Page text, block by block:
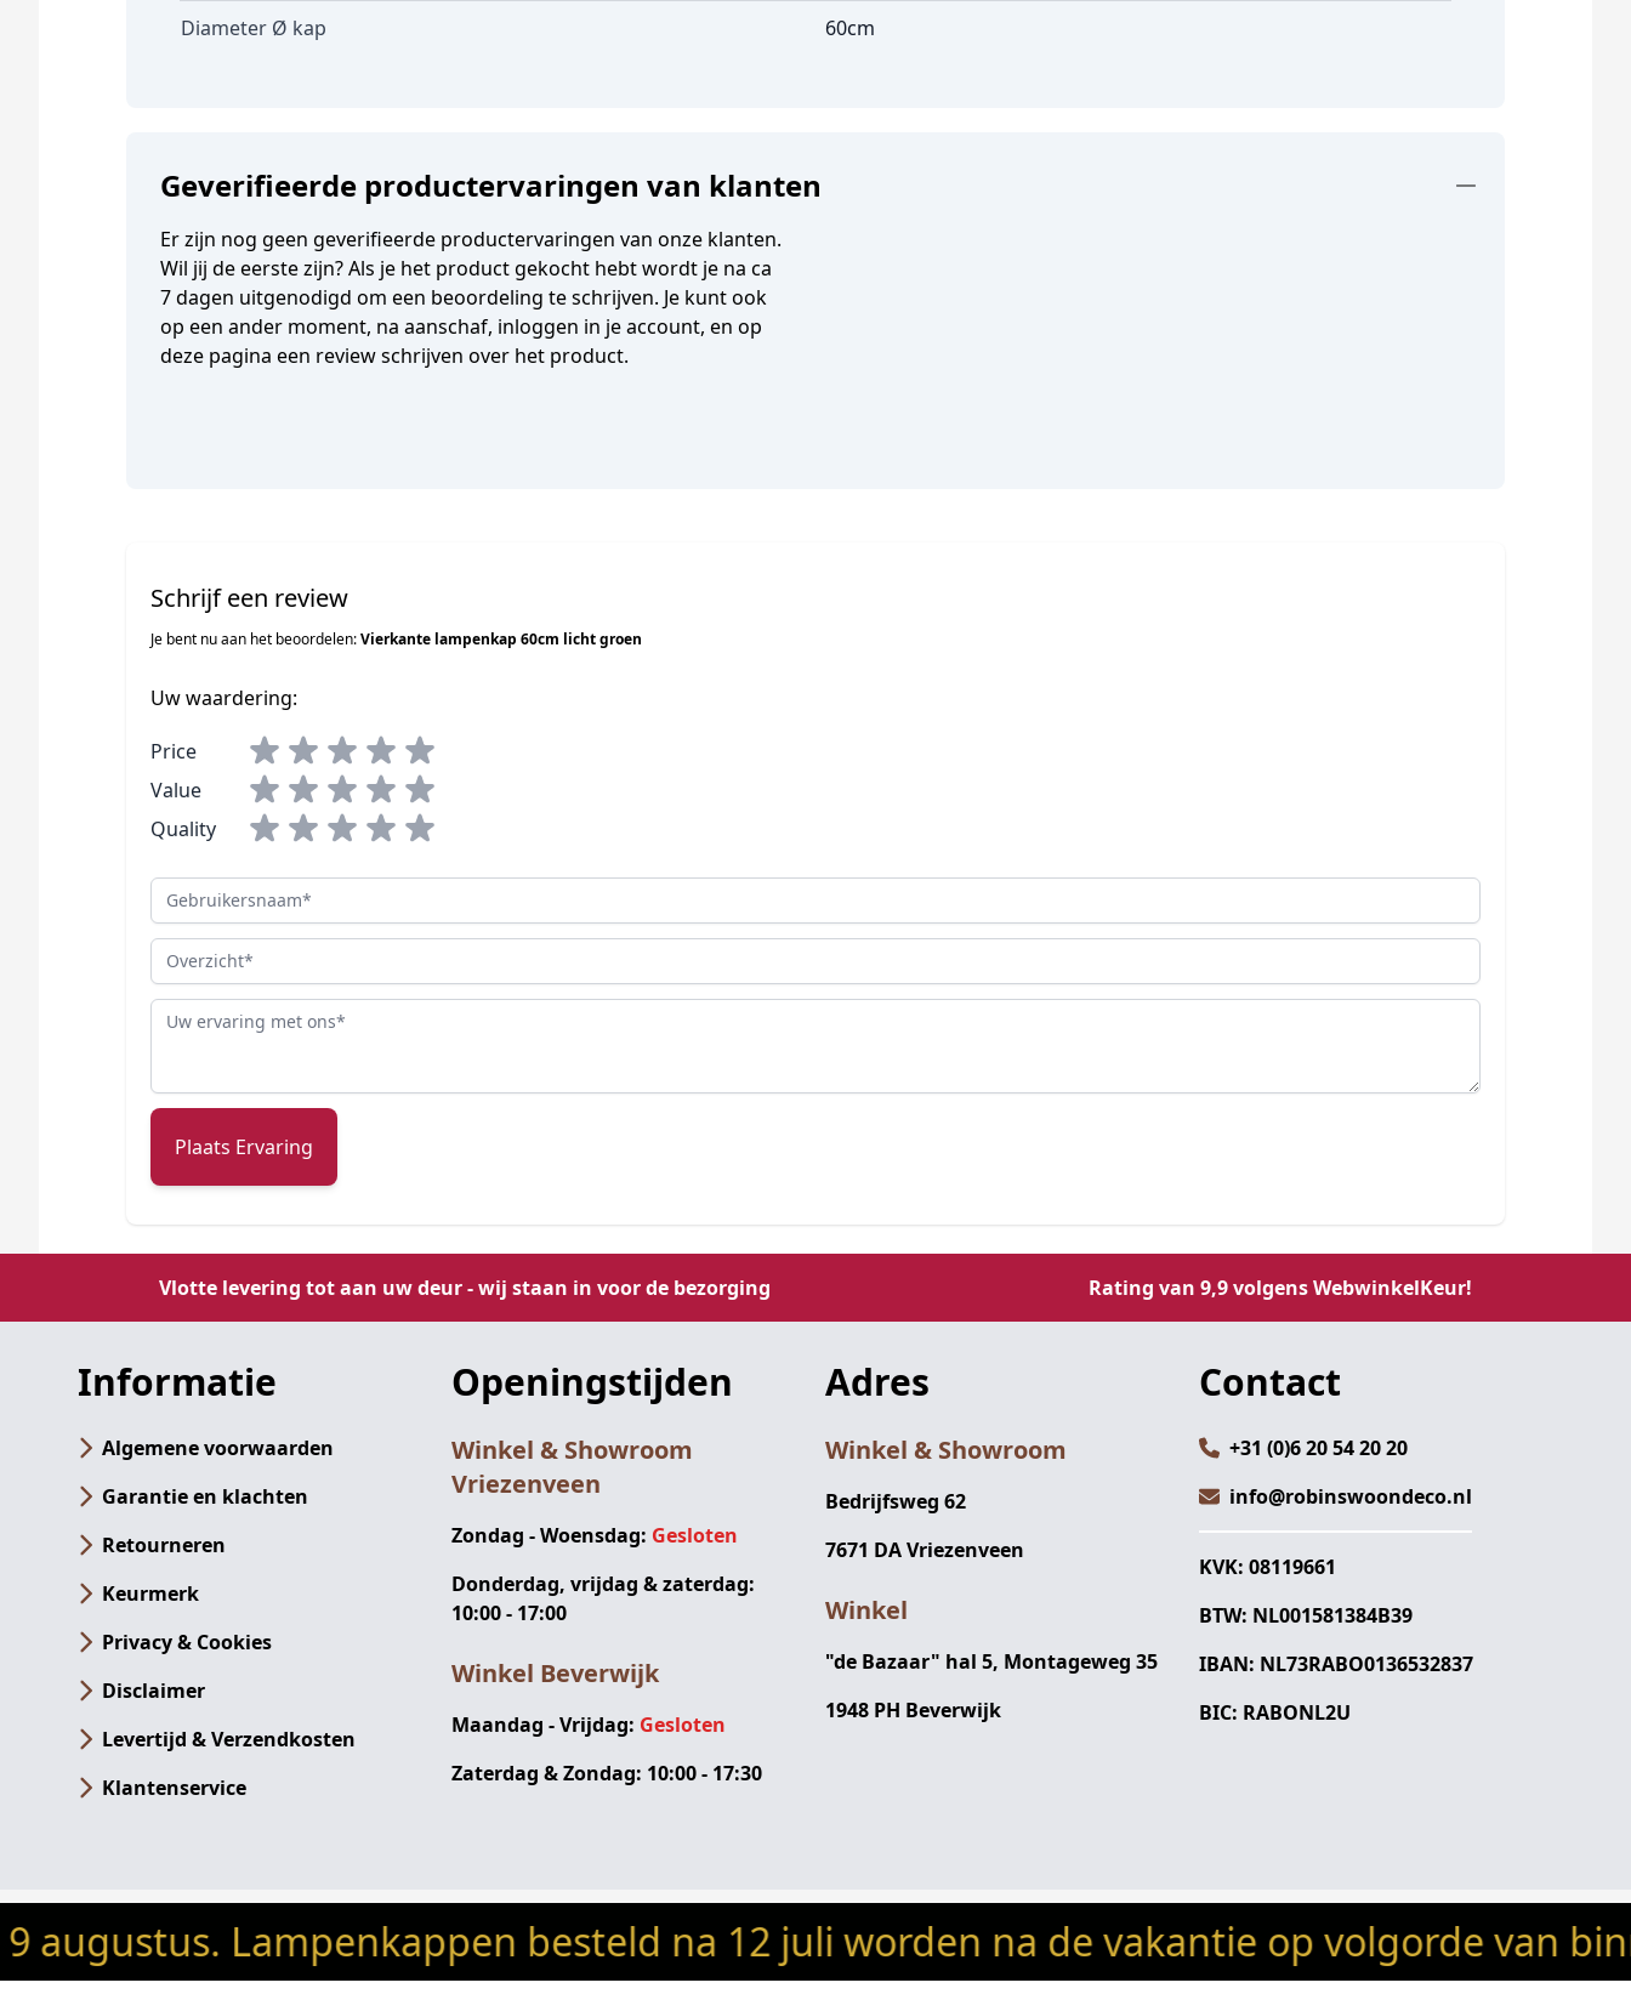
Diameter Ø kap 60cm
Geverifieerde productervaringen van klanten
Er zijn nog geen geverifieerde productervaringen van onze klanten.
Wil jij de eerste zijn? Als je het product gekocht hebt wordt je na ca
7 dagen uitgenodigd om een beoordeling te schrijven. Je kunt ook
op een ander moment, na aanschaf, inloggen in je account, en op
deze pagina een review schrijven over het product.
Schrijf een review
Je bent nu aan het beoordelen:Vierkante lampenkap 60cm licht groen
Uw waardering:
Price
Value
Quality
Gebruikersnaam
Overzicht
Review
Plaats Ervaring
Vlotte levering tot aan uw deur - wij staan in voor de bezorging Rating van 9,9 volgens WebwinkelKeur!
Informatie
Algemene voorwaarden
Garantie en klachten
Retourneren
Keurmerk
Privacy & Cookies
Disclaimer
Levertijd & Verzendkosten
Klantenservice
Openingstijden
Winkel & Showroom
Vriezenveen
Zondag - Woensdag: Gesloten
Donderdag, vrijdag & zaterdag:
10:00 - 17:00
Winkel Beverwijk
Maandag - Vrijdag: Gesloten
Zaterdag & Zondag: 10:00 - 17:30
Adres
Winkel & Showroom
Bedrijfsweg 62
7671 DA Vriezenveen
Winkel
"de Bazaar" hal 5, Montageweg 35
1948 PH Beverwijk
Contact
+31 (0)6 20 54 20 20
info@robinswoondeco.nl
KVK: 08119661
BTW: NL001581384B39
IBAN: NL73RABO0136532837
BIC: RABONL2U
Lampenkappen besteld na 12 juli worden na de vakantie op volgorde van